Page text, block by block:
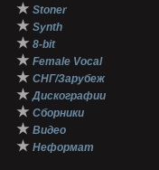
★ Stoner
★ Synth
★ 8-bit
★ Female Vocal
★ СНГ/Зарубеж
★ Дискографии
★ Сборники
★ Видео
★ Неформат